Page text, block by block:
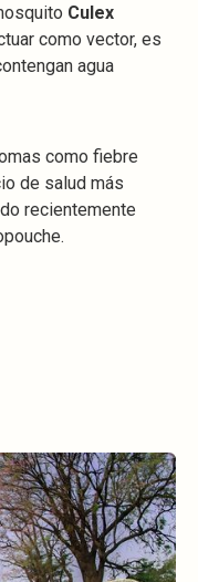
Culex
como vector, es
agua
como fiebre
de salud más
recientemente